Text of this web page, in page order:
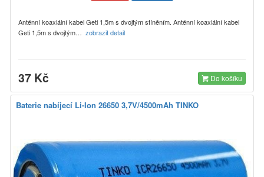
Anténní koaxiální kabel Geti 1,5m s dvojtým stíněním. Anténní koaxiální kabel
Geti 1,5m s dvojtým… zobrazit detail
37 Kč Do košíku
Baterie nabíjecí Li-Ion 26650 3,7V/4500mAh TINKO